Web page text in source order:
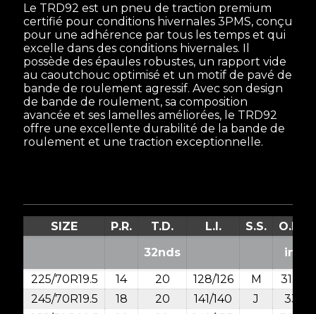
Le TRD92 est un pneu de traction premium
certifié pour conditions hivernales 3PMS, conçu
pour une adhérence par tous les temps et qui
excelle dans des conditions hivernales. Il
possède des épaules robustes, un rapport vide
au caoutchouc optimisé et un motif de pavé de
bande de roulement agressif. Avec son design
de bande de roulement, sa composition
avancée et ses lamelles améliorées, le TRD92
offre une excellente durabilité de la bande de
roulement et une traction exceptionnelle.
SIZE P.R. T.D. L.I. S.S. O.D.
32nds
in.
225/70R19.5
14 20 128/126 M
31.9
245/70R19.5
18 20 141/140 J
33